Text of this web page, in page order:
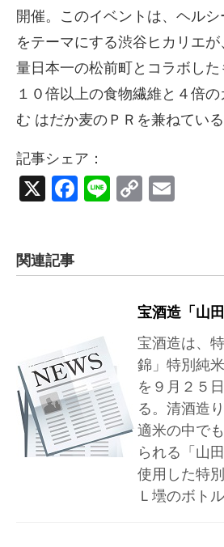
開催。このイベントは、ヘル
をテーマにする渋谷ヒカリエ
量日本一の松前町とコラボし
１０倍以上の食物繊維と４倍
む はだか麦のＰＲを兼ねている
記事シェア：
X Facebook
LineCopy
関連記事
宝酒造「山
宝酒造は、
錦」特別純
を９月２５
る。清酒造
適米の中で
られる「山
使用した特
Ｌ壜のボト